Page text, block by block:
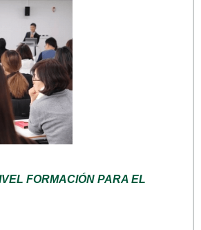
FORMACIÓN PARA EL